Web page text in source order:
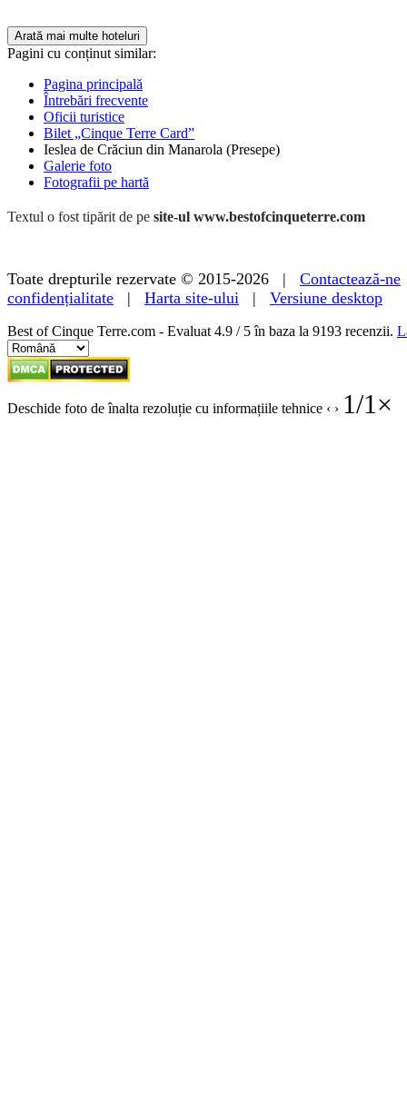
Arată mai multe hoteluri
Pagini cu conținut similar:
Pagina principală
Întrebări frecvente
Oficii turistice
Bilet „Cinque Terre Card”
Ieslea de Crăciun din Manarola (Presepe)
Galerie foto
Fotografii pe hartă
Textul o fost tipărit de pe site-ul www.bestofcinqueterre.com
Toate drepturile rezervate © 2015-2026 | Contactează-ne
confidențialitate | Harta site-ului | Versiune desktop
Best of Cinque Terre.com - Evaluat 4.9 / 5 în baza la 9193 recenzii.
Deschide foto de înalta rezoluție cu informațiile tehnice ‹ › 1/1 ×